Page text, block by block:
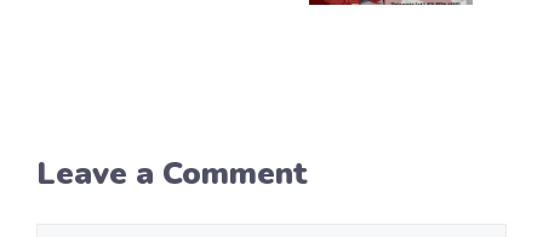
Leave a Comment